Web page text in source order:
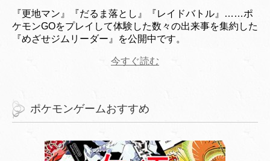
『更地マン』『だるま落とし』『レイドバトル』……ポ
ケモンGOをプレイして体験した数々の出来事を集約した
『めざせジムリーダー』を公開中です。
今すぐ読む
ポケモンゲームおすすめ